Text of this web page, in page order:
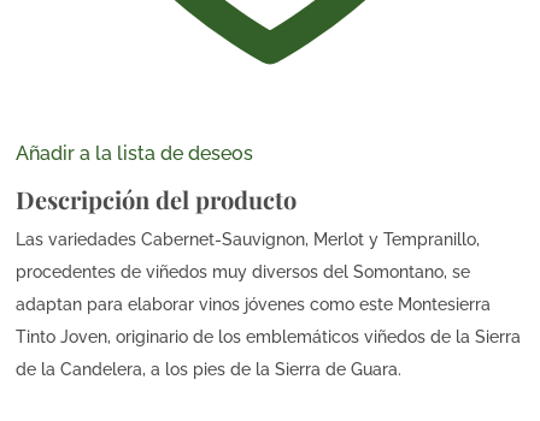
Añadir a la lista de deseos
Descripción del producto
Las variedades Cabernet-Sauvignon, Merlot y Tempranillo,
procedentes de viñedos muy diversos del Somontano, se
adaptan para elaborar vinos jóvenes como este Montesierra
Tinto Joven, originario de los emblemáticos viñedos de la Sierra
de la Candelera, a los pies de la Sierra de Guara.